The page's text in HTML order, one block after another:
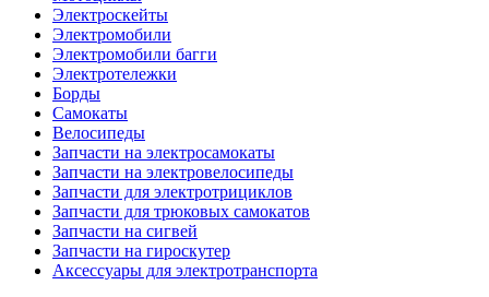
Электроскейты
Электромобили
Электромобили багги
Электротележки
Борды
Самокаты
Велосипеды
Запчасти на электросамокаты
Запчасти на электровелосипеды
Запчасти для электротрициклов
Запчасти для трюковых самокатов
Запчасти на сигвей
Запчасти на гироскутер
Аксессуары для электротранспорта